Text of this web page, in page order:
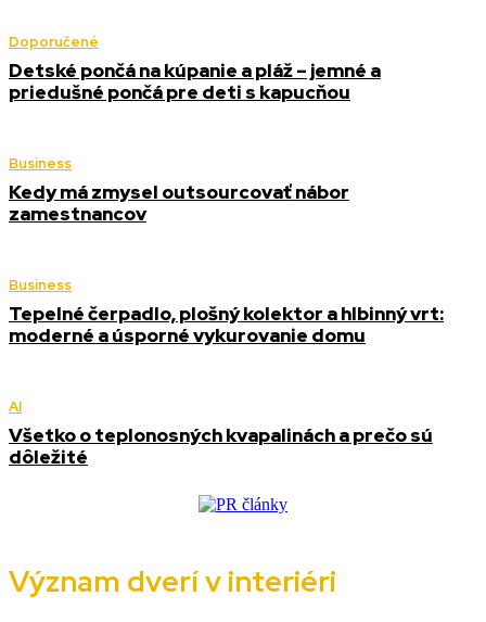
Doporučené
Detské pončá na kúpanie a pláž – jemné a
priedušné pončá pre deti s kapucňou
Business
Kedy má zmysel outsourcovať nábor
zamestnancov
Business
Tepelné čerpadlo, plošný kolektor a hlbinný vrt:
moderné a úsporné vykurovanie domu
AI
Všetko o teplonosných kvapalinách a prečo sú
dôležité
Význam dverí v interiéri